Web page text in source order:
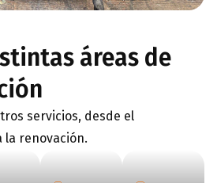
áreas de
servicios, desde el
la renovación.